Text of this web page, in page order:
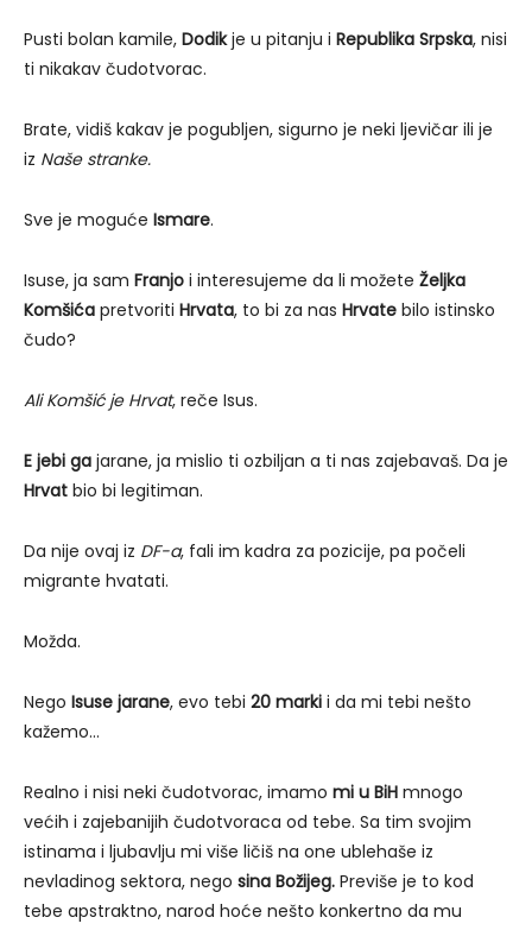
Pusti bolan kamile, Dodikje u pitanju i Republika Srpska, nisi
ti nikakav čudotvorac.
Brate, vidiš kakav je pogubljen, sigurno je neki ljevičar ili je
iz Naše stranke.
Sve je moguće Ismare.
Isuse, ja sam Franjo i interesujeme da li možete Željka
Komšića pretvoriti Hrvata, to bi za nas Hrvate bilo istinsko
čudo?
Ali Komšić je Hrvat, reče Isus.
E jebi ga jarane, ja mislio ti ozbiljan a ti nas zajebavaš. Da je
Hrvat bio bi legitiman.
Da nije ovaj iz DF-a, fali im kadra za pozicije, pa počeli
migrante hvatati.
Možda.
Nego Isuse jarane, evo tebi 20 marki i da mi tebi nešto
kažemo…
Realno i nisi neki čudotvorac, imamo mi u BiH mnogo
većih i zajebanijih čudotvoraca od tebe. Sa tim svojim
istinama i ljubavlju mi više ličiš na one ublehaše iz
nevladinog sektora, nego sina Božijeg. Previše je to kod
tebe apstraktno, narod hoće nešto konkertno da mu